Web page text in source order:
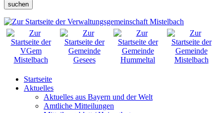
suchen
Startseite
Aktuelles
Aktuelles aus Bayern und der Welt
Amtliche Mitteilungen